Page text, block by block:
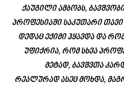
ქაუგილიამბობს,
პროფესიაში საკუთარი
დედაც ექიმი ჰყავდა და
უფიქრია, რომ სხვა
მეტად, ბავშვთა
რეალურად ასეც მოხდა,